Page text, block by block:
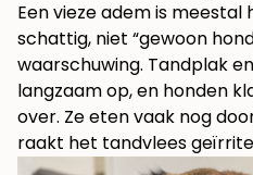
Een vieze adem is meestal
schattig, niet “gewoon
waarschuwing. Tandplak
langzaam op, en honden
over. Ze eten vaak nog
raakt het tandvlees